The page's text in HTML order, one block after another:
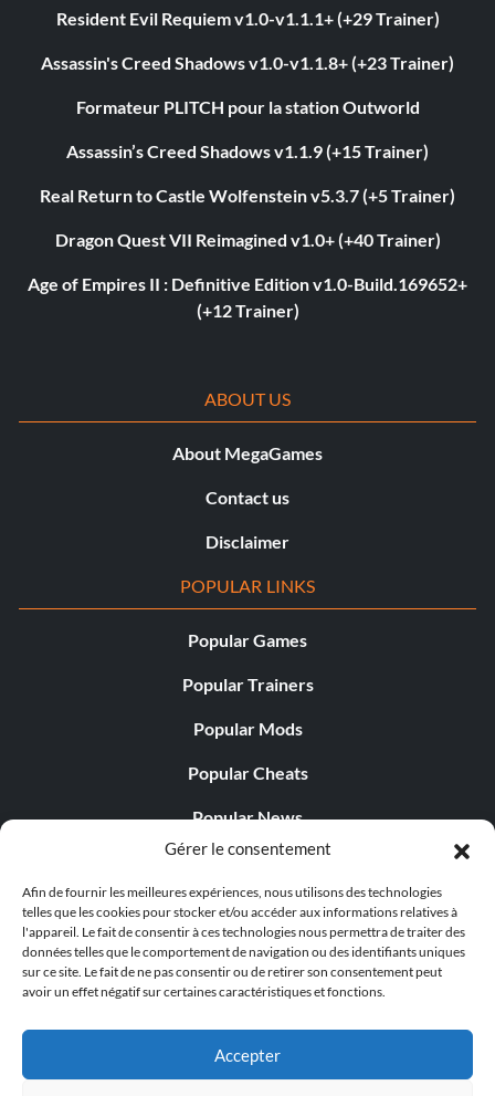
Gérer le consentement
Afin de fournir les meilleures expériences, nous utilisons des technologies
telles que les cookies pour stocker et/ou accéder aux informations relatives à
l'appareil. Le fait de consentir à ces technologies nous permettra de traiter des
données telles que le comportement de navigation ou des identifiants uniques
sur ce site. Le fait de ne pas consentir ou de retirer son consentement peut
avoir un effet négatif sur certaines caractéristiques et fonctions.
Accepter
Resident Evil Requiem v1.0-v1.1.1+ (+29 Trainer)
Assassin's Creed Shadows v1.0-v1.1.8+ (+23 Trainer)
Formateur PLITCH pour la station Outworld
Assassin’s Creed Shadows v1.1.9 (+15 Trainer)
Real Return to Castle Wolfenstein v5.3.7 (+5 Trainer)
Dragon Quest VII Reimagined v1.0+ (+40 Trainer)
Age of Empires II : Definitive Edition v1.0-Build.169652+
(+12 Trainer)
ABOUT US
About MegaGames
Contact us
Disclaimer
POPULAR LINKS
Popular Games
Popular Trainers
Popular Mods
Popular Cheats
Popular News
Popular Editorials
Popular Free Games
LATEST UPDATES